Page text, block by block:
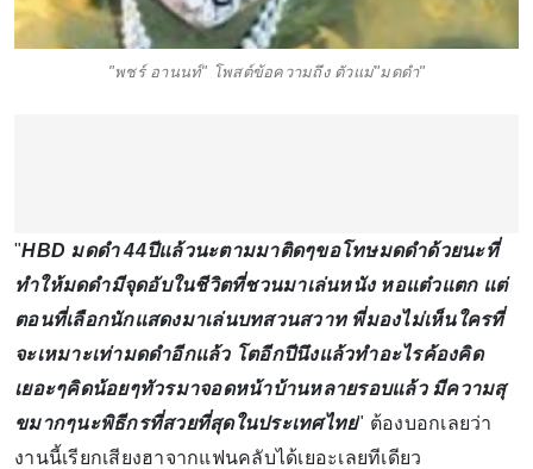
"พชร์ อานนท์" โพสต์ข้อความถึง ตัวแม่"มดดำ"
"HBD มดดำ 44ปีแล้วนะตามมาติดๆขอโทษมดดำด้วยนะที่
ทำให้มดดำมีจุดอับในชีวิตที่ชวนมาเล่นหนัง หอแต๋วแตก แต่
ตอนที่เลือกนักแสดงมาเล่นบทสวนสวาท พี่มองไม่เห็นใครที่
จะเหมาะเท่ามดดำอีกแล้ว โตอีกปีนึงแล้วทำอะไรค้องคิด
เยอะๆคิดน้อยๆทัวรมาจอดหน้าบ้านหลายรอบแล้ว มีความสุ
ขมากๆนะพิธีกรที่สวยที่สุดในประเทศไทย" ต้องบอกเลยว่า
งานนี้เรียกเสียงฮาจากแฟนคลับได้เยอะเลยทีเดียว